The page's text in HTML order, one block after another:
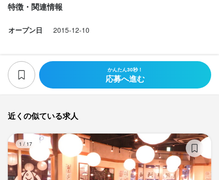
特徴・関連情報
オープン日 2015-12-10
かんたん30秒！
応募へ進む
近くの似ている求人
1 / 17